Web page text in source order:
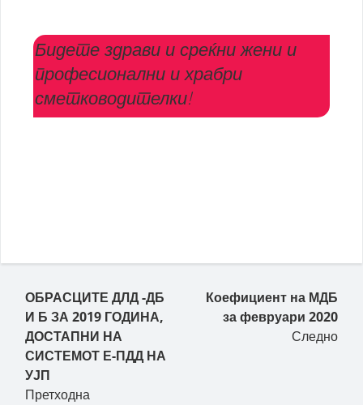
Бидете здрави и среќни жени и
професионални и храбри
сметководителки!
ОБРАСЦИТЕ ДЛД -ДБ
И Б ЗА 2019 ГОДИНА,
ДОСТАПНИ НА
СИСТЕМОТ Е-ПДД НА
УЈП
Претходна
Коефициент на МДБ
за февруари 2020
Следно